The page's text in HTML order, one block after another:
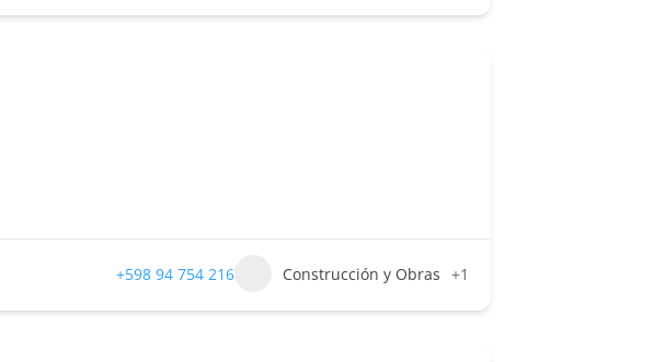
+598 94 754 216 Construcción y Obras +1